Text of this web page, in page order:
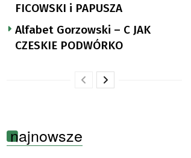
FICOWSKI i PAPUSZA
Alfabet Gorzowski – C JAK
CZESKIE PODWÓRKO
najnowsze